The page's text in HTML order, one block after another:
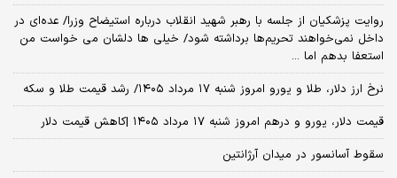
روایت پزشکیان از جلسه با رهبر شهید انقلاب درباره استیضاح وزرا/ عده‌ای در
داخل نمی‌خواهند تحریم‌ها برداشته شود/ خیلی ها دلشان می خواست من
استعفا بدهم اما ...
نرخ ارز دلار، طلا و یورو امروز شنبه ۱۷ مرداد ۱۴۰۵/ رشد قیمت طلا و سکه
قیمت دلار، یورو و درهم امروز شنبه ۱۷ مرداد ۱۴۰۵ |کاهش قیمت دلار
سقوط آسانسور در میدان آرژانتین